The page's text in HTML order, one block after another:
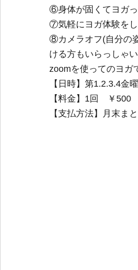
⑥身体が固くてヨガ
⑦気軽にヨガ体験を
⑧カメラオフ(自分の
ける方もいらっしゃい
zoomを使ってのヨガ
【日時】第1.2.3.4金
【料金】1回　￥500
【支払方法】月末ま